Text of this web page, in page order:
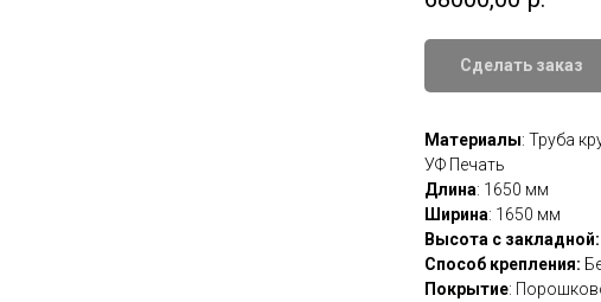
Сделать заказ
Материалы: Труба
УФ Печать
Длина: 1650 мм
Ширина: 1650 мм
Высота с закладной:
Способ крепления:
Покрытие: